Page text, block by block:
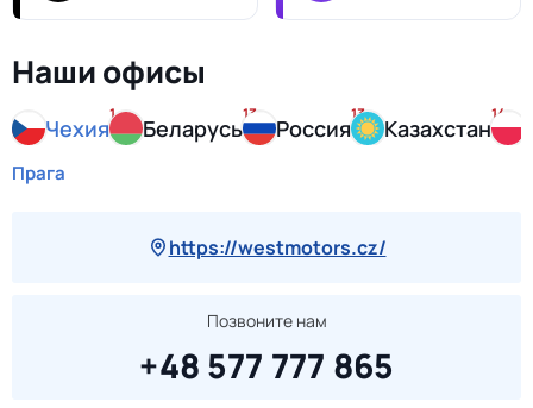
Наши офисы
Чехия
1
Беларусь
13
Россия
13
Казахстан
14
Прага
https://westmotors.cz/
Позвоните нам
+48 577 777 865